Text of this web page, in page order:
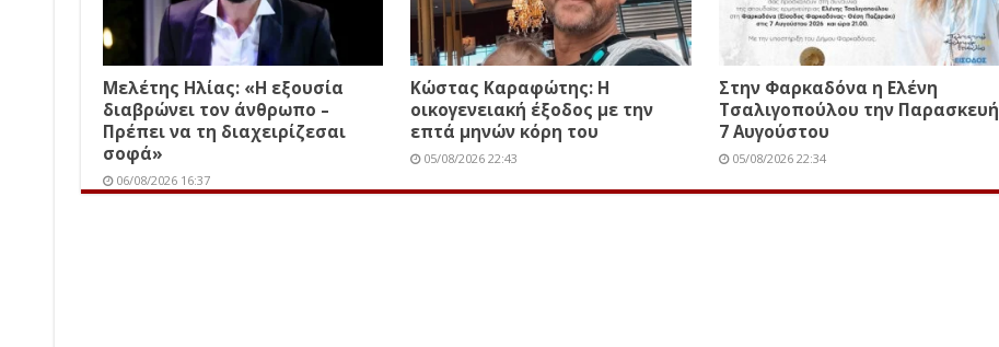
Μελέτης Ηλίας: «Η εξουσία
διαβρώνει τον άνθρωπο –
Πρέπει να τη διαχειρίζεσαι
σοφά»
06/08/2026 16:37
Κώστας Καραφώτης: Η
οικογενειακή έξοδος με την
επτά μηνών κόρη του
05/08/2026 22:43
Στην Φαρκαδόνα η Ελένη
Τσαλιγοπούλου την Παρασκευή
7 Αυγούστου
05/08/2026 22:34